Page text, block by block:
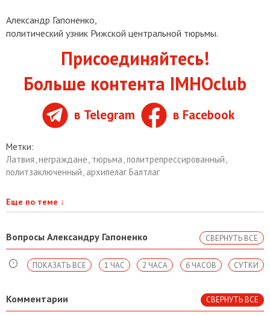
Александр Гапоненко,
политический узник Рижской центральной тюрьмы.
Присоединяйтесь!
Больше контента IMHOclub
в Telegram в Facebook
Метки:
Латвия неграждане тюрьма политрепрессированный
политзаключенный архипелаг Балтлаг
Еще по теме ↓
Вопросы Александру Гапоненко СВЕРНУТЬ ВСЕ
СУТКИ
6 ЧАСОВ
2 ЧАСА
1 ЧАС
ПОКАЗАТЬ ВСЕ
Комментарии СВЕРНУТЬ ВСЕ